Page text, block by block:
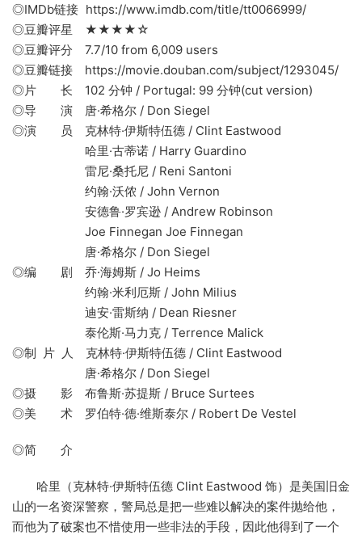
◎IMDb链接 https://www.imdb.com/title/tt0066999/
◎豆瓣评星 ★★★★☆
◎豆瓣评分 7.7/10 from 6,009 users
◎豆瓣链接 https://movie.douban.com/subject/1293045/
◎片 长 102 分钟 / Portugal: 99 分钟(cut version)
◎导 演 唐·希格尔 / Don Siegel
◎演 员 克林特·伊斯特伍德 / Clint Eastwood
哈里·古蒂诺 / Harry Guardino
雷尼·桑托尼 / Reni Santoni
约翰·沃侬 / John Vernon
安德鲁·罗宾逊 / Andrew Robinson
Joe Finnegan Joe Finnegan
唐·希格尔 / Don Siegel
◎编 剧 乔·海姆斯 / Jo Heims
约翰·米利厄斯 / John Milius
迪安·雷斯纳 / Dean Riesner
泰伦斯·马力克 / Terrence Malick
◎制 片 人 克林特·伊斯特伍德 / Clint Eastwood
唐·希格尔 / Don Siegel
◎摄 影 布鲁斯·苏提斯 / Bruce Surtees
◎美 术 罗伯特·德·维斯泰尔 / Robert De Vestel
◎简 介
哈里（克林特·伊斯特伍德 Clint Eastwood 饰）是美国旧金
山的一名资深警察，警局总是把一些难以解决的案件抛给他，
而他为了破案也不惜使用一些非法的手段，因此他得到了一个